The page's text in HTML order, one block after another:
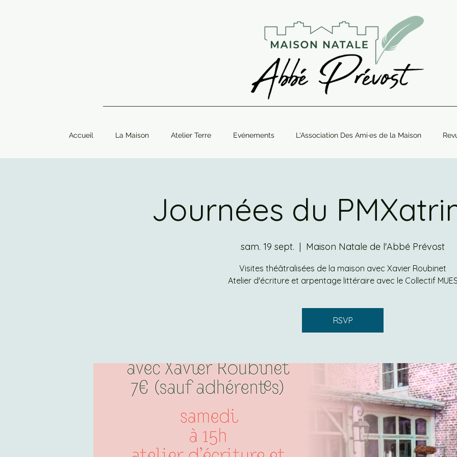
Accueil La Maison Atelier Terre Evénements L'Association Des Ami·es de la Maison
Journées du
sam. 19 sept.
  |
Maison Natale de l'Abbé Prévost
Visites théâtralisées de la maison avec Xavier Roubinet
Atelier d'écriture et arpentage littéraire avec le Collectif
RSVP